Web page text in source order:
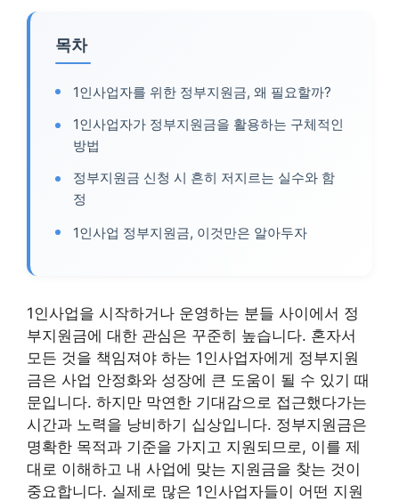
목차
1인사업자를 위한 정부지원금, 왜 필요할까?
1인사업자가 정부지원금을 활용하는 구체적인
방법
정부지원금 신청 시 흔히 저지르는 실수와 함
정
1인사업 정부지원금, 이것만은 알아두자
1인사업을 시작하거나 운영하는 분들 사이에서 정
부지원금에 대한 관심은 꾸준히 높습니다. 혼자서
모든 것을 책임져야 하는 1인사업자에게 정부지원
금은 사업 안정화와 성장에 큰 도움이 될 수 있기 때
문입니다. 하지만 막연한 기대감으로 접근했다가는
시간과 노력을 낭비하기 십상입니다. 정부지원금은
명확한 목적과 기준을 가지고 지원되므로, 이를 제
대로 이해하고 내 사업에 맞는 지원금을 찾는 것이
중요합니다. 실제로 많은 1인사업자들이 어떤 지원